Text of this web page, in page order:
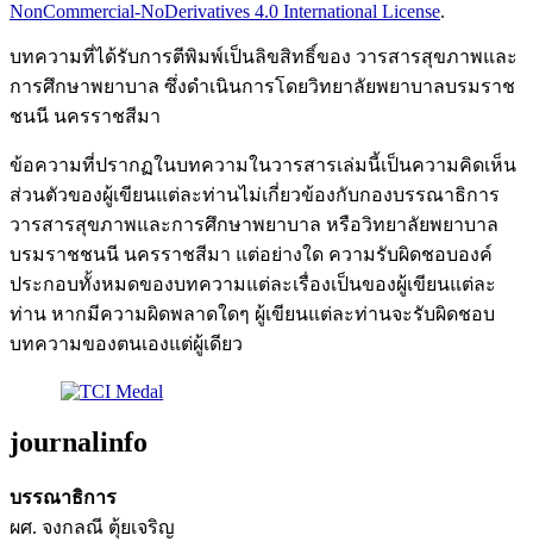
NonCommercial-NoDerivatives 4.0 International License.
บทความที่ได้รับการตีพิมพ์เป็นลิขสิทธิ์ของ วารสารสุขภาพและ
การศึกษาพยาบาล ซึ่งดำเนินการโดยวิทยาลัยพยาบาลบรมราช
ชนนี นครราชสีมา
ข้อความที่ปรากฏในบทความในวารสารเล่มนี้เป็นความคิดเห็น
ส่วนตัวของผู้เขียนแต่ละท่านไม่เกี่ยวข้องกับกองบรรณาธิการ
วารสารสุขภาพและการศึกษาพยาบาล หรือวิทยาลัยพยาบาล
บรมราชชนนี นครราชสีมา แต่อย่างใด ความรับผิดชอบองค์
ประกอบทั้งหมดของบทความแต่ละเรื่องเป็นของผู้เขียนแต่ละ
ท่าน หากมีความผิดพลาดใดๆ ผู้เขียนแต่ละท่านจะรับผิดชอบ
บทความของตนเองแต่ผู้เดียว
journalinfo
บรรณาธิการ
ผศ. จงกลณี ตุ้ยเจริญ